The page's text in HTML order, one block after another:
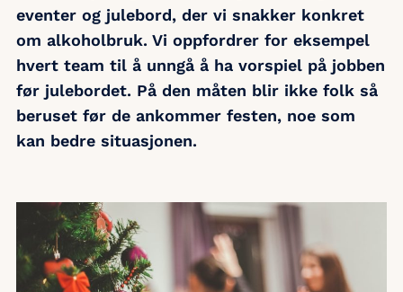
eventer og julebord, der vi snakker konkret
om alkoholbruk. Vi oppfordrer for eksempel
hvert team til å unngå å ha vorspiel på jobben
før julebordet. På den måten blir ikke folk så
beruset før de ankommer festen, noe som
kan bedre situasjonen.